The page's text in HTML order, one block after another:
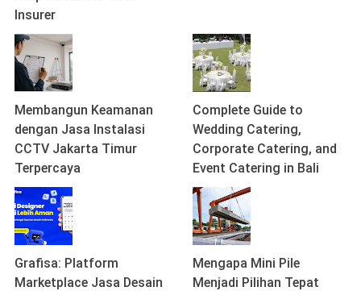
Insurer
Membangun Keamanan
dengan Jasa Instalasi
CCTV Jakarta Timur
Terpercaya
Complete Guide to
Wedding Catering,
Corporate Catering, and
Event Catering in Bali
Grafisa: Platform
Marketplace Jasa Desain
Mengapa Mini Pile
Menjadi Pilihan Tepat